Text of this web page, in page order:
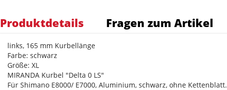
Produktdetails Fragen zum Artikel
links, 165 mm Kurbellänge
Farbe: schwarz
Größe: XL
MIRANDA Kurbel "Delta 0 LS"
Für Shimano E8000/ E7000, Aluminium, schwarz, ohne Kettenblatt.